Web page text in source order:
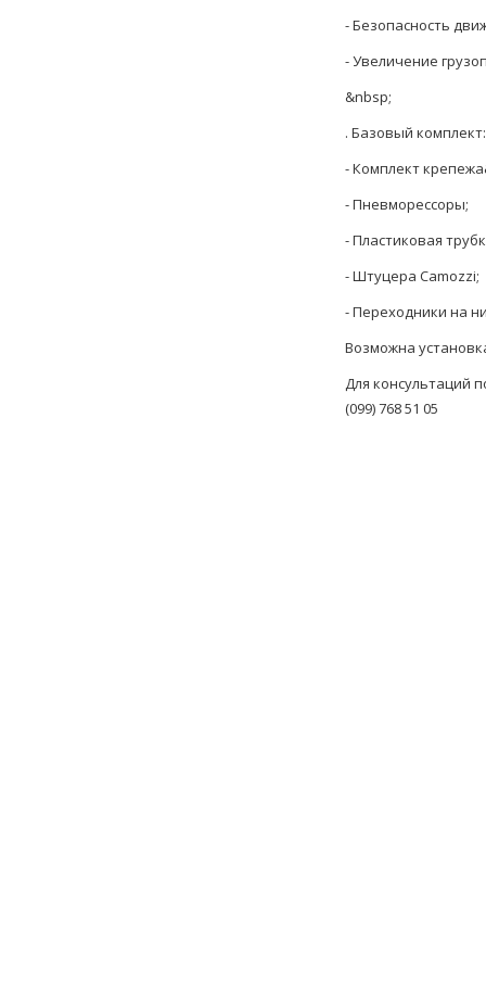
- Безопасность
- Увеличение
&nbsp;
. Базовый комплект:
- Комплект
- Пневморессоры;
- Пластиковая
- Штуцера Camozzi;
- Переходники на
Возможна
Для консультаций
(099) 768 51 05